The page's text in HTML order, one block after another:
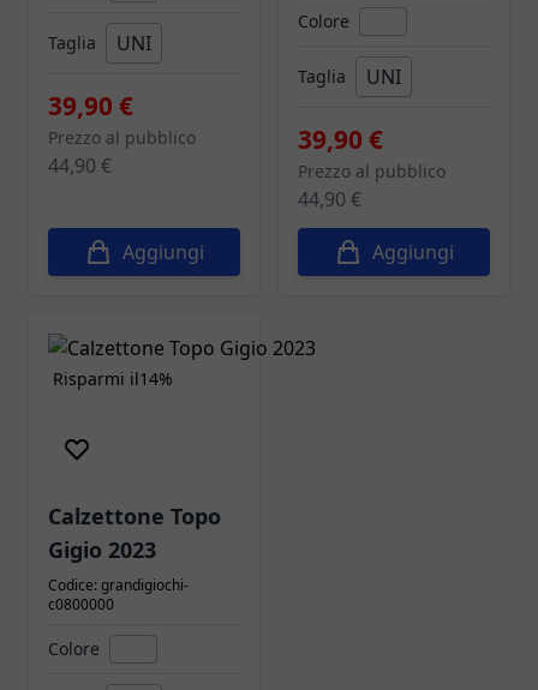
Taglia UNI
39,90 €
Prezzo al pubblico
44,90 €
Aggiungi
Colore
Taglia UNI
39,90 €
Prezzo al pubblico
44,90 €
Aggiungi
Risparmi il14%
Calzettone Topo
Gigio 2023
Codice: grandigiochi-
c0800000
Colore